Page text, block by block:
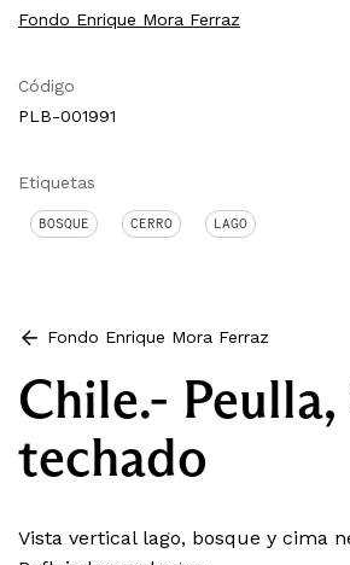
Fondo Enrique Mora Ferraz
Código
PLB-001991
Etiquetas
BOSQUE CERRO LAGO
Fondo Enrique Mora Ferraz
Chile.-
techado
Vista vertical lago, bosque y cima